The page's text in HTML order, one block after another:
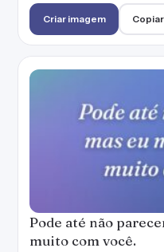
Criar imagem Copiar
Pode até não
muito com você.